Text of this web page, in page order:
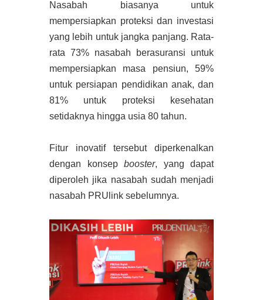
Nasabah biasanya untuk
mempersiapkan proteksi dan investasi
yang lebih untuk jangka panjang. Rata-
rata 73% nasabah berasuransi untuk
mempersiapkan masa pensiun, 59%
untuk persiapan pendidikan anak, dan
81% untuk proteksi kesehatan
setidaknya hingga usia 80 tahun.
Fitur inovatif tersebut diperkenalkan
dengan konsep booster, yang dapat
diperoleh jika nasabah sudah menjadi
nasabah PRUlink sebelumnya.